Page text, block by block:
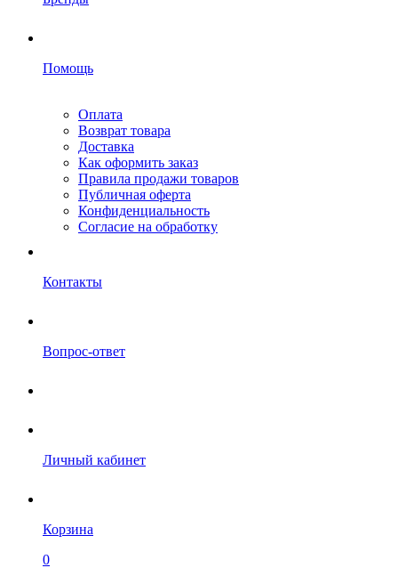
Помощь
Оплата
Возврат товара
Доставка
Как оформить заказ
Правила продажи товаров
Публичная оферта
Конфиденциальность
Согласие на обработку
Контакты
Вопрос-ответ
Личный кабинет
Корзина
0